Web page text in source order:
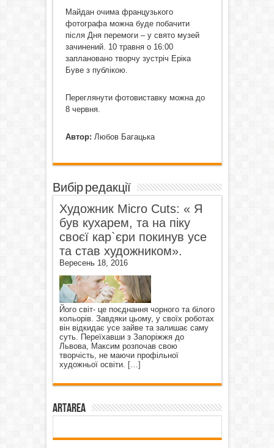
Майдан очима французького
фотографа можна буде побачити
після Дня перемоги – у свято музей
зачинений. 10 травня о 16:00
заплановано творчу зустріч Еріка
Буве з публікою.
Переглянути фотовиставку можна до
8 червня.
Автор: Любов Багацька
Вибір редакції
Художник Micro Cuts: « Я
був кухарем, та на піку
своєї кар`єри покинув усе
та став художником».
Вересень 18, 2016
Його світ- це поєднання чорного та білого
кольорів. Завдяки цьому, у своїх роботах
він відкидає усе зайве та залишає саму
суть. Переїхавши з Запоріжжя до
Львова, Максим розпочав свою
творчість, не маючи профільної
художньої освіти. […]
ArtArea